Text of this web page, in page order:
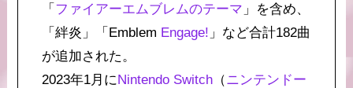
「 ファイアーエムブレムのテーマ 」を含め、
「絆炎」「Emblem Engage! 」など合計182曲
が追加された。
2023年1月にNintendo Switch （ニンテンドー